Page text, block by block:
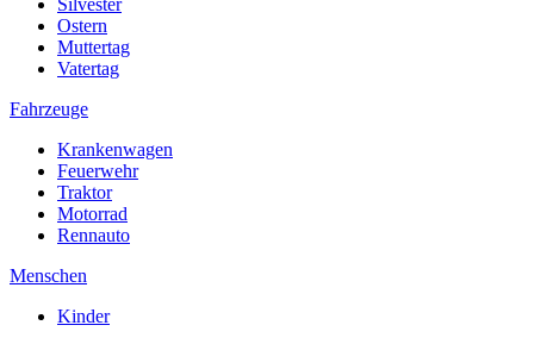
Silvester
Ostern
Muttertag
Vatertag
Fahrzeuge
Krankenwagen
Feuerwehr
Traktor
Motorrad
Rennauto
Menschen
Kinder